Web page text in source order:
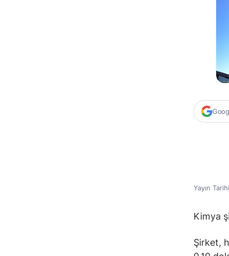
Yayın
Kimya
Şirket,